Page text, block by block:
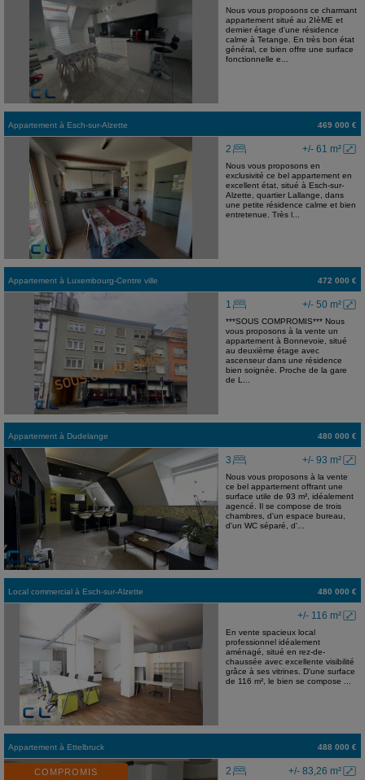
Nous vous proposons ce charmant
appartement situé au 2IèME et
dernier étage d'une résidence
calme à Tetange. En très bon état
général, ce bien offre une surface
fonctionnelle e...
Appartement à Esch-sur-Alzette 469 000 €
+/- 61 m²
2
Nous vous proposons en
exclusivité ce bel appartement en
excellent état, situé à Esch-sur-
Alzette, quartier Lallange, dans
une petite résidence calme et bien
entretenue. Très l...
Appartement à Luxembourg-Centre ville 472 000 €
+/- 50 m²
1
***SOUS COMPROMIS*** Nous
vous proposons à la vente un
appartement à Bonnevoie, situé
au deuxième étage avec
ascenseur dans une résidence
bien soignée. Proche de la gare
de L...
Appartement à Dudelange 480 000 €
+/- 93 m²
3
Nous vous proposons à la vente
ce bel appartement offrant une
surface utile de 93 m², idéalement
agencé. Il se compose de trois
chambres, d'un espace bureau,
d'un WC séparé, d'...
Local commercial à Esch-sur-Alzette 480 000 €
+/- 116 m²
En vente spacieux local
professionnel idéalement
aménagé, situé en rez-de-
chaussée avec excellente visibilité
grâce à ses vitrines. D'une surface
de 116 m², le bien se compose ...
Appartement à Ettelbruck 488 000 €
COMPROMIS +/- 83,26 m²
2